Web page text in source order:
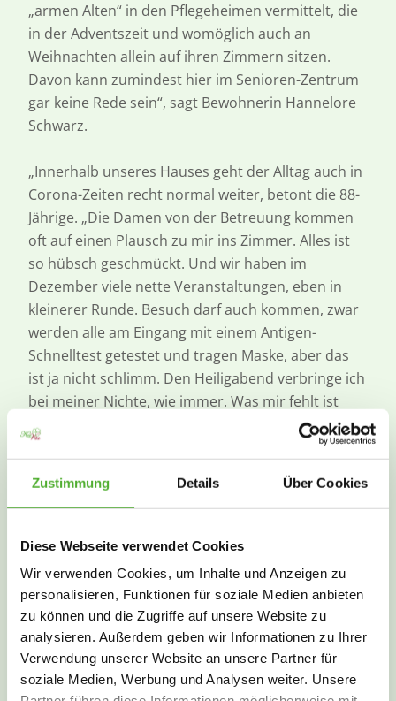
Zustimmung Details Über Cookies
Diese Webseite verwendet Cookies
Wir verwenden Cookies, um Inhalte und Anzeigen zu
personalisieren, Funktionen für soziale Medien anbieten
zu können und die Zugriffe auf unsere Website zu
analysieren. Außerdem geben wir Informationen zu Ihrer
Verwendung unserer Website an unsere Partner für
soziale Medien, Werbung und Analysen weiter. Unsere
„armen Alten“ in den Pflegeheimen vermittelt, die
in der Adventszeit und womöglich auch an
Weihnachten allein auf ihren Zimmern sitzen.
Davon kann zumindest hier im Senioren-Zentrum
gar keine Rede sein“, sagt Bewohnerin Hannelore
Schwarz.
„Innerhalb unseres Hauses geht der Alltag auch in
Corona-Zeiten recht normal weiter, betont die 88-
Jährige. „Die Damen von der Betreuung kommen
oft auf einen Plausch zu mir ins Zimmer. Alles ist
so hübsch geschmückt. Und wir haben im
Dezember viele nette Veranstaltungen, eben in
kleinerer Runde. Besuch darf auch kommen, zwar
werden alle am Eingang mit einem Antigen-
Schnelltest getestet und tragen Maske, aber das
ist ja nicht schlimm. Den Heiligabend verbringe ich
bei meiner Nichte, wie immer. Was mir fehlt ist
vielleicht der Besuch in der Holländischen
Weihnachtliche Events in
Leiterin Elke Lange unterstreicht: „Wir setzen alles
dran, unseren Bewohnern eine schöne
Adventszeit zu gestalten. Die zwölf Mitarbeiter in
der Betreuung haben ein tolles Dezember-
Programm auf die Beine gestellt. Der
Veranstaltungskalender, der überall im Senioren-
Zentrum aushängt, ist umfangreicher denn je: